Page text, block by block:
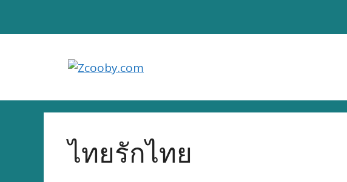
ไทยรักไทย